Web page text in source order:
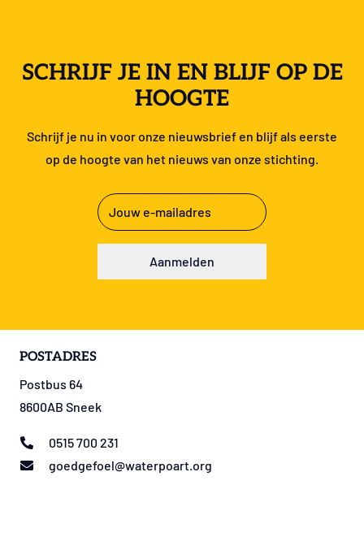
SCHRIJF JE IN EN BLIJF OP DE
HOOGTE
Schrijf je nu in voor onze nieuwsbrief en blijf als eerste
op de hoogte van het nieuws van onze stichting.
E-
mailadres
(Vereist)
Aanmelden
POSTADRES
Postbus 64
8600AB Sneek
0515 700 231
goedgefoel@waterpoart.org